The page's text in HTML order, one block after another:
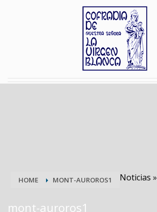
HOME Noticias »
MONT-AUROROS1
mont-auroros1